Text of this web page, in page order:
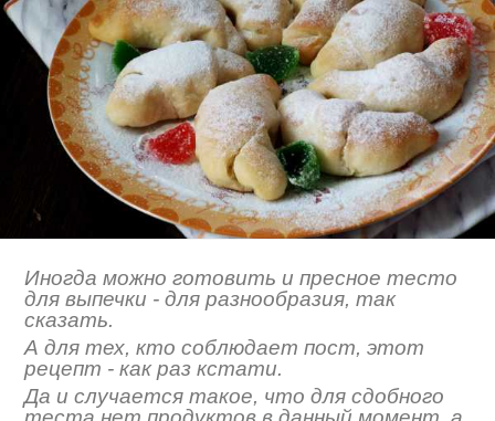
Иногда можно готовить и пресное тесто
для выпечки - для разнообразия, так
сказать.
А для тех, кто соблюдает пост, этот
рецепт - как раз кстати.
Да и случается такое, что для сдобного